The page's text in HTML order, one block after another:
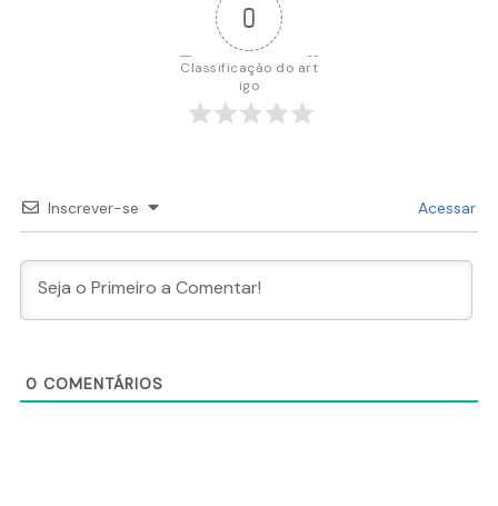
0
Classificação do art
igo
Inscrever-se Acessar
0 COMENTÁRIOS